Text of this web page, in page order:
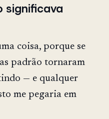
significava
coisa, porque se
padrão tornaram
— e qualquer
me pegaria em